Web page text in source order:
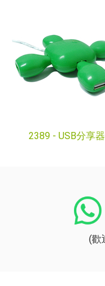
2389 - USB分享器
(歡